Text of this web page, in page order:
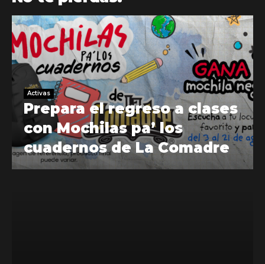
Activas
Prepara el regreso a clases
con Mochilas pa’ los
cuadernos de La Comadre